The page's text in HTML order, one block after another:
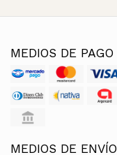
MEDIOS DE PAGO
MEDIOS DE ENVÍO